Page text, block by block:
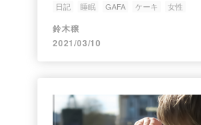
日記 睡眠 GAFA ケーキ 女性
鈴木穣
2021/03/10